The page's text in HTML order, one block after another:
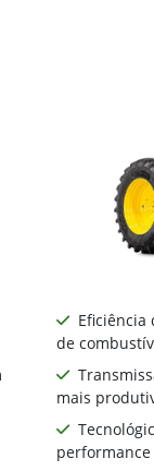
Eficiência
de
mais